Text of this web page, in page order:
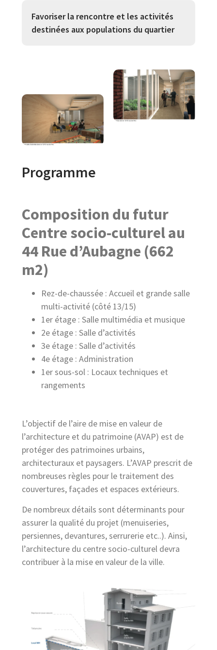
Favoriser la rencontre et les activités
destinées aux populations du quartier
Programme
Composition du futur
Centre socio-culturel au
44 Rue d’Aubagne (662
m2)
Rez-de-chaussée : Accueil et grande salle
multi-activité (côté 13/15)
1er étage : Salle multimédia et musique
2e étage : Salle d’activités
3e étage : Salle d’activités
4e étage : Administration
1er sous-sol : Locaux techniques et
rangements
L’objectif de l’aire de mise en valeur de
l’architecture et du patrimoine (AVAP) est de
protéger des patrimoines urbains,
architecturaux et paysagers. L’AVAP prescrit de
nombreuses règles pour le traitement des
couvertures, façades et espaces extérieurs.
De nombreux détails sont déterminants pour
assurer la qualité du projet (menuiseries,
persiennes, devantures, serrurerie etc..). Ainsi,
l’architecture du centre socio-culturel devra
contribuer à la mise en valeur de la ville.